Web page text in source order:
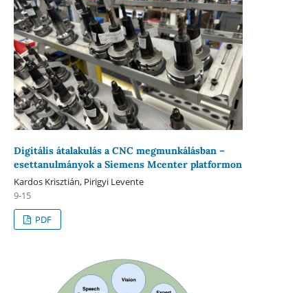
Digitális átalakulás a CNC megmunkálásban –
esettanulmányok a Siemens Mcenter platformon
Kardos Krisztián, Pirigyi Levente
9-15
PDF